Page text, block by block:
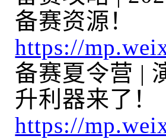
备赛资源！
https://
备赛夏令营 |
升利器来了！
https://